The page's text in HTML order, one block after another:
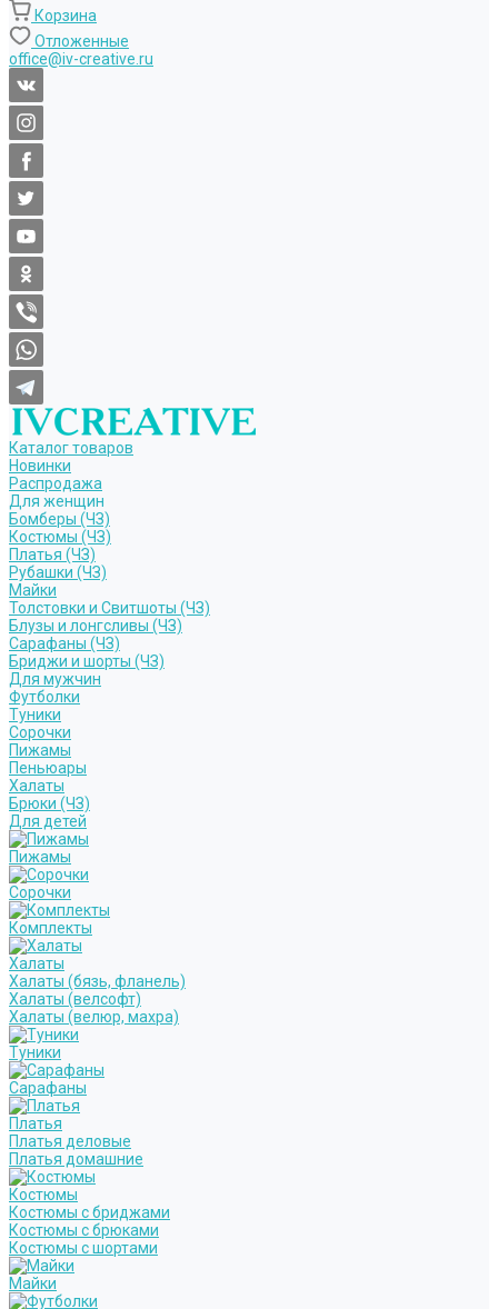
Корзина
Отложенные
office@iv-creative.ru
Каталог товаров
Новинки
Распродажа
Для женщин
Бомберы (ЧЗ)
Костюмы (ЧЗ)
Платья (ЧЗ)
Рубашки (ЧЗ)
Майки
Толстовки и Свитшоты (ЧЗ)
Блузы и лонгсливы (ЧЗ)
Сарафаны (ЧЗ)
Бриджи и шорты (ЧЗ)
Для мужчин
Футболки
Туники
Сорочки
Пижамы
Пеньюары
Халаты
Брюки (ЧЗ)
Для детей
Пижамы
Сорочки
Комплекты
Халаты
Халаты (бязь, фланель)
Халаты (велсофт)
Халаты (велюр, махра)
Туники
Сарафаны
Платья
Платья деловые
Платья домашние
Костюмы
Костюмы с бриджами
Костюмы с брюками
Костюмы с шортами
Майки